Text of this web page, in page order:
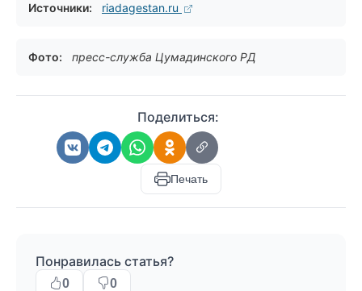
Источники: riadagestan.ru
Фото: пресс-служба Цумадинского РД
Поделиться:
Печать
Понравилась статья?
0 0